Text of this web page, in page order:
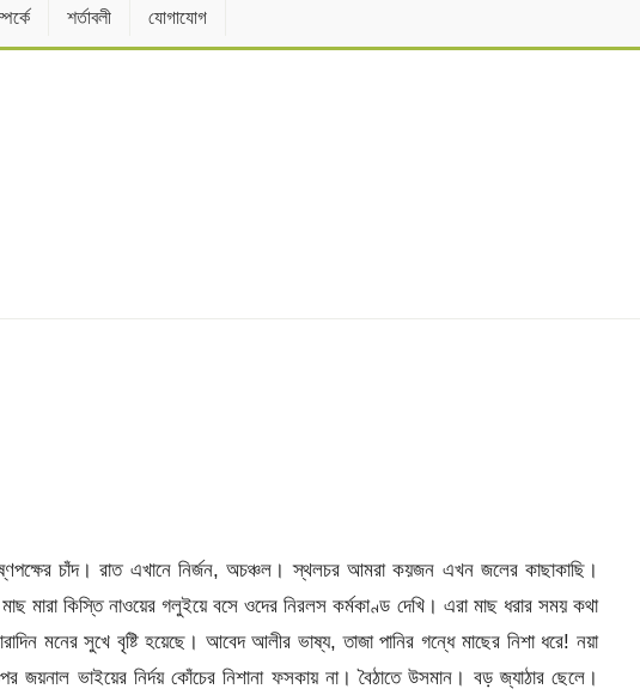
শর্তাবলী যোগাযোগ
চাঁদ। রাত এখানে নির্জন, অচঞ্চল। স্থলচর আমরা কয়জন এখন জলের কাছাকাছি।
মারা কিস্তি নাওয়ের গলুইয়ে বসে ওদের নিরলস কর্মকাণ্ড দেখি। এরা মাছ ধরার সময় কথা
মনের সুখে বৃষ্টি হয়েছে। আবেদ আলীর ভাষ্য, তাজা পানির গন্ধে মাছের নিশা ধরে! নয়া
ভাইয়ের নির্দয় কোঁচের নিশানা ফসকায় না। বৈঠাতে উসমান। বড় জ্যাঠার ছেলে।